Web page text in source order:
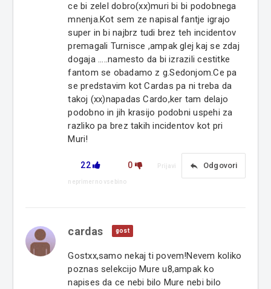
ce bi zelel dobro(xx)muri bi bi podobnega
mnenja.Kot sem ze napisal fantje igrajo
super in bi najbrz tudi brez teh incidentov
premagali Turnisce ,ampak glej kaj se zdaj
dogaja .....namesto da bi izrazili cestitke
fantom se obadamo z g.Sedonjom.Ce pa
se predstavim kot Cardas pa ni treba da
takoj (xx)napadas Cardo,ker tam delajo
podobno in jih krasijo podobni uspehi za
razliko pa brez takih incidentov kot pri
Muri!
22 0 reply Odgovori
Prijavi
neprimerno vsebino
cardas gost
Gostxx,samo nekaj ti povem!Nevem koliko
poznas selekcijo Mure u8,ampak ko
napises da ce nebi bilo Mure nebi bilo